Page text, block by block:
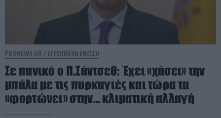
PRONEWS.GR / ΕΥΡΩΠΑΪΚΗ ΕΝΩΣΗ
Σε πανικό ο Π.Σάντσεθ: Έχει «χάσει» την
μπάλα με τις πυρκαγιές και τώρα τα
«φορτώνει» στην… κλιματική αλλαγή